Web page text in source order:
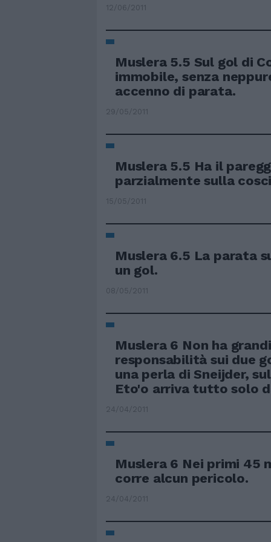
12/06/2011
Muslera 5.5 Sul gol di
immobile, senza
accenno di parata.
29/05/2011
Muslera 5.5 Ha il
parzialmente sulla
15/05/2011
Muslera 6.5 La parata
un gol.
08/05/2011
Muslera 6 Non ha grandi
responsabilità sui due
una perla di Sneijder,
Eto'o arriva tutto solo
24/04/2011
Muslera 6 Nei primi 45
corre alcun pericolo.
24/04/2011